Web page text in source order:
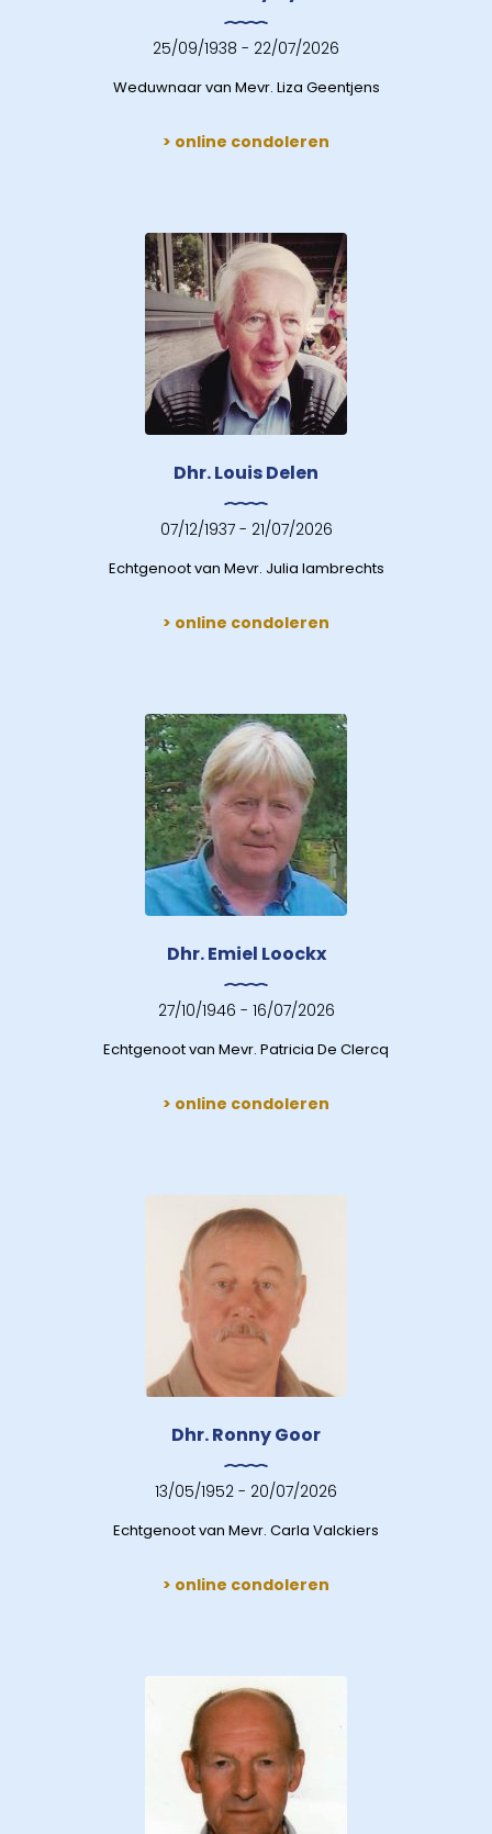
25/09/1938 - 22/07/2026
Weduwnaar van Mevr. Liza Geentjens
> online condoleren
Dhr. Louis Delen
07/12/1937 - 21/07/2026
Echtgenoot van Mevr. Julia lambrechts
> online condoleren
Dhr. Emiel Loockx
27/10/1946 - 16/07/2026
Echtgenoot van Mevr. Patricia De Clercq
> online condoleren
Dhr. Ronny Goor
13/05/1952 - 20/07/2026
Echtgenoot van Mevr. Carla Valckiers
> online condoleren